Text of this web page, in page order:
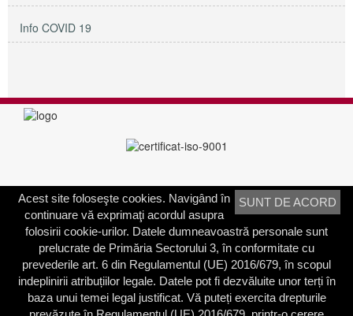
Info COVID 19
PRIMĂRIA SECTORULUI 3
Adresa:Calea Dudeşti nr. 191
Bucureşti, Sector 3, România
Contactați-ne
Telefon: 021.318.03.23
Fax: 021.318.03.04
SUNT DE ACORD
Acest site foloseşte cookies. Navigând în
continuare vă exprimaţi acordul asupra
folosirii cookie-urilor. Datele dumneavoastră personale sunt
prelucrate de Primăria Sectorului 3, în conformitate cu
prevederile art. 6 din Regulamentul (UE) 2016/679, în scopul
indeplinirii atribuțiilor legale. Datele pot fi dezvăluite unor terți în
baza unui temei legal justificat. Vă puteți exercita drepturile